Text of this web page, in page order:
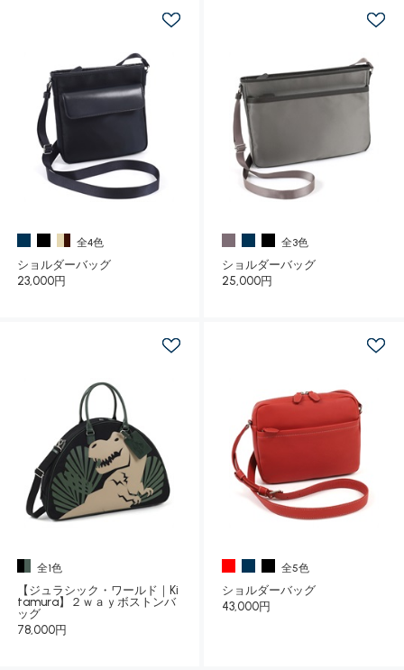
全4色
ショルダーバッグ
23,000円
全3色
ショルダーバッグ
25,000円
全1色
【ジュラシック・ワールド｜Ki
tamura】２ｗａｙボストンバ
ッグ
78,000円
全5色
ショルダーバッグ
43,000円